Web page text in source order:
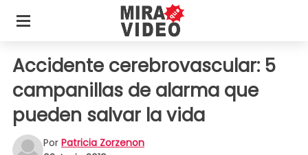
Accidente cerebrovascular: 5
campanillas de alarma que
pueden salvar la vida
Por Patricia Zorzenon